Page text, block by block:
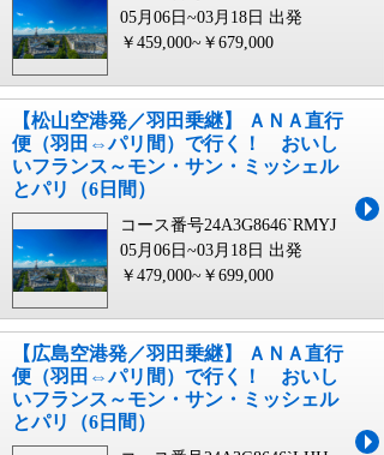
05月06日~03月18日 出発
￥459,000~￥679,000
【松山空港発／羽田乗継】 ＡＮＡ直行
便（羽田⇔パリ間）で行く！ おいし
いフランス～モン・サン・ミッシェル
とパリ（6日間）
コース番号24A3G8646`RMYJ
05月06日~03月18日 出発
￥479,000~￥699,000
【広島空港発／羽田乗継】 ＡＮＡ直行
便（羽田⇔パリ間）で行く！ おいし
いフランス～モン・サン・ミッシェル
とパリ（6日間）